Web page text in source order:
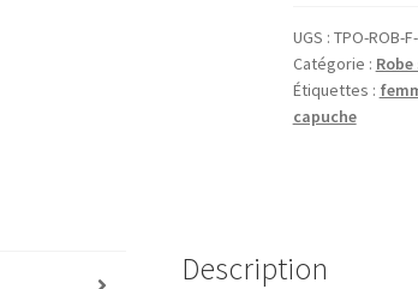
CAPUCHE
Femme
Gasconha
soleil
UGS : TPO-ROB-
Catégorie :
Étiquettes :
capuche
Description